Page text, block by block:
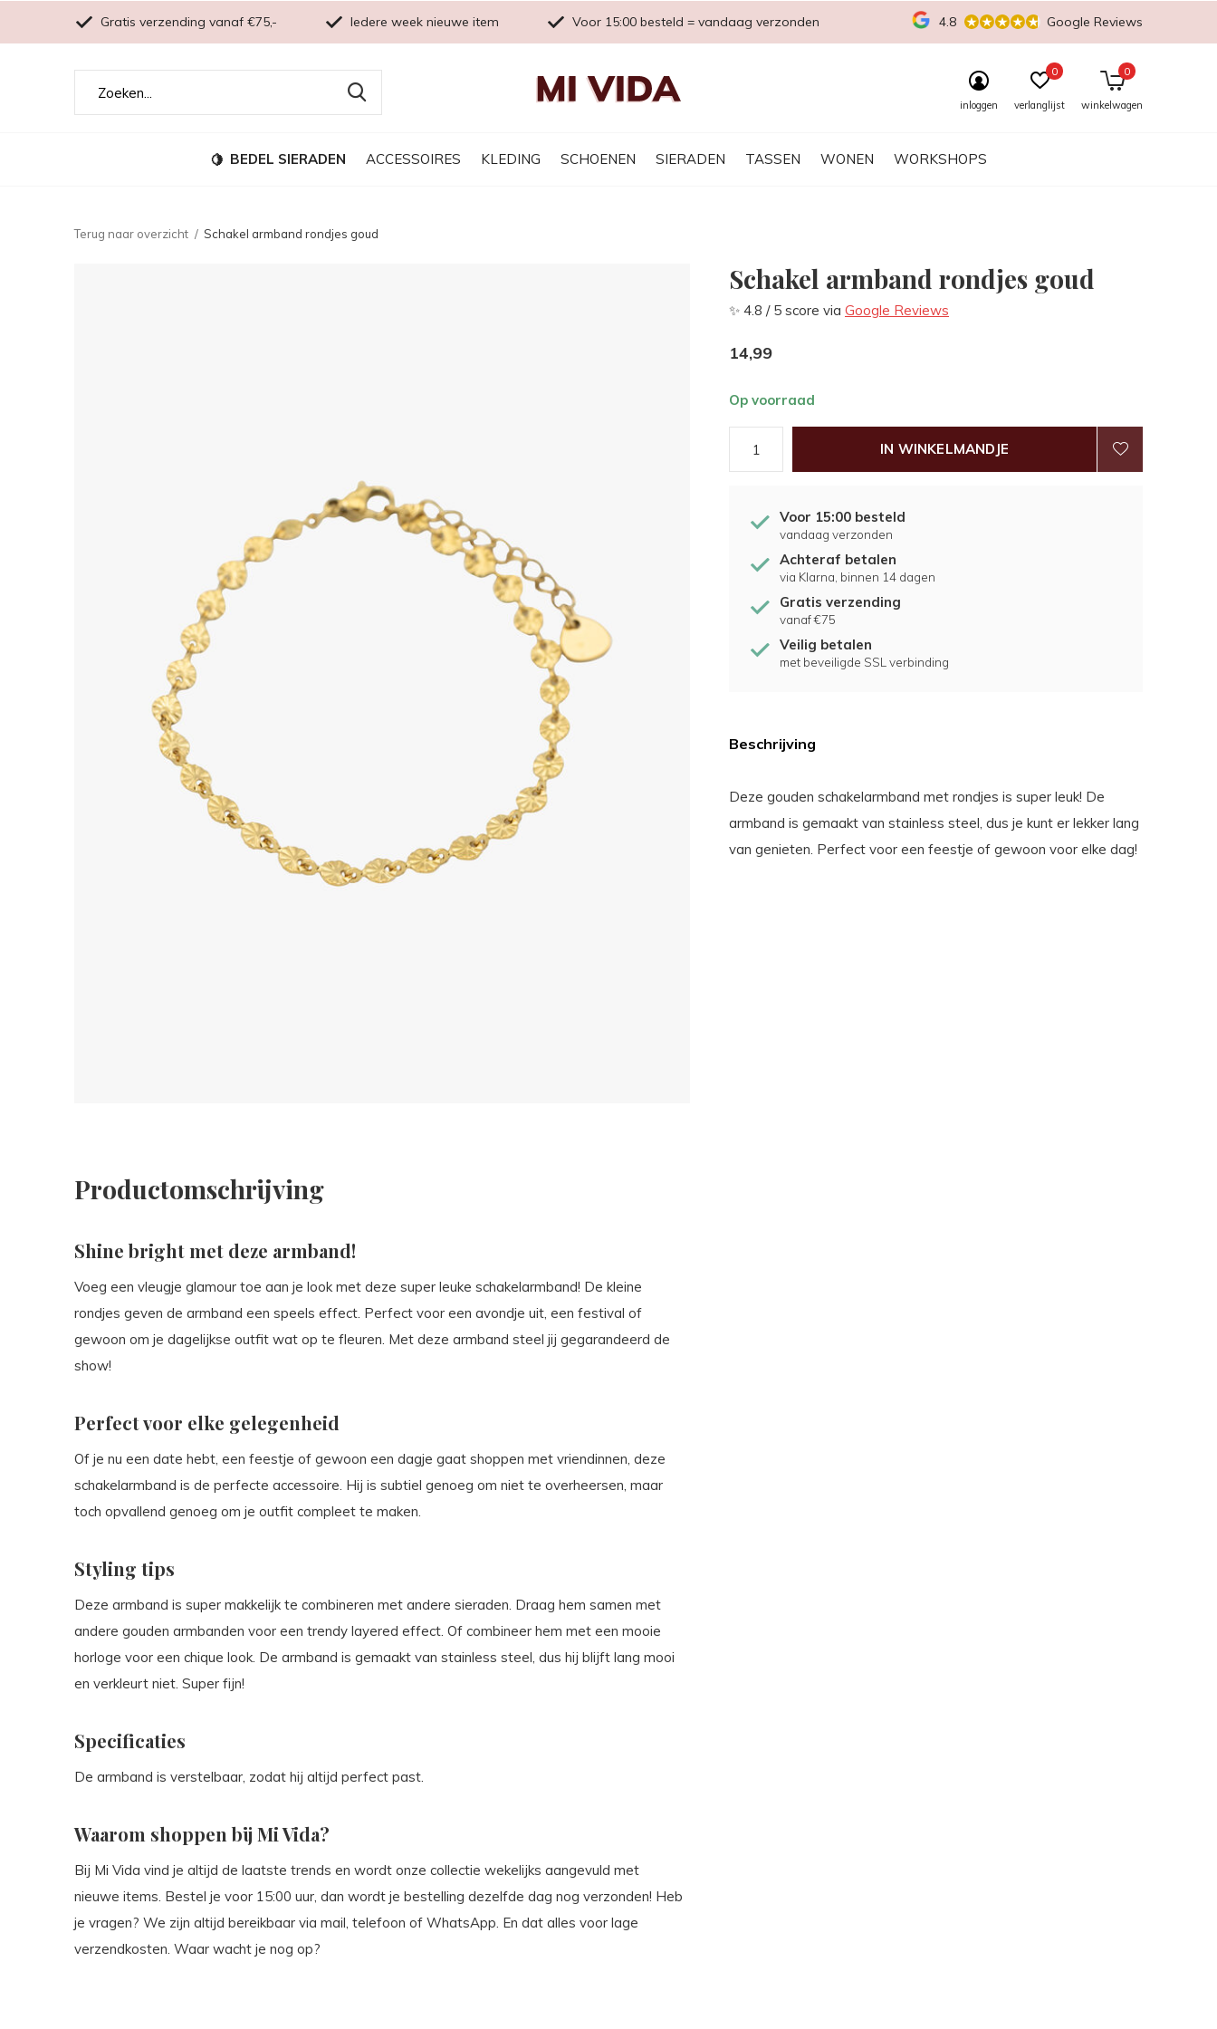
BEDEL SIERADEN ACCESSOIRES KLEDING SCHOENEN SIERADEN TASSEN WONEN WORKSHOPS
inloggen verlanglijst
0
winkelwagen
0
Gratis verzending vanaf €75,- Iedere week nieuwe item Voor 15:00 besteld = vandaag verzonden 4.8 Google Reviews
Terug naar overzicht Schakel armband rondjes goud
Schakel armband rondjes goud
✨ 4.8 / 5 score via Google Reviews
14,99
Op voorraad
IN WINKELMANDJE
Voor 15:00 besteld
vandaag verzonden
Achteraf betalen
via Klarna, binnen 14 dagen
Gratis verzending
vanaf €75
Veilig betalen
met beveiligde SSL verbinding
Beschrijving
Deze gouden schakelarmband met rondjes is super leuk! De
armband is gemaakt van stainless steel, dus je kunt er lekker lang
van genieten. Perfect voor een feestje of gewoon voor elke dag!
Productomschrijving
Shine bright met deze armband!
Voeg een vleugje glamour toe aan je look met deze super leuke schakelarmband! De kleine
rondjes geven de armband een speels effect. Perfect voor een avondje uit, een festival of
gewoon om je dagelijkse outfit wat op te fleuren. Met deze armband steel jij gegarandeerd de
show!
Perfect voor elke gelegenheid
Of je nu een date hebt, een feestje of gewoon een dagje gaat shoppen met vriendinnen, deze
schakelarmband is de perfecte accessoire. Hij is subtiel genoeg om niet te overheersen, maar
toch opvallend genoeg om je outfit compleet te maken.
Styling tips
Deze armband is super makkelijk te combineren met andere sieraden. Draag hem samen met
andere gouden armbanden voor een trendy layered effect. Of combineer hem met een mooie
horloge voor een chique look. De armband is gemaakt van stainless steel, dus hij blijft lang mooi
en verkleurt niet. Super fijn!
Specificaties
De armband is verstelbaar, zodat hij altijd perfect past.
Waarom shoppen bij Mi Vida?
Bij Mi Vida vind je altijd de laatste trends en wordt onze collectie wekelijks aangevuld met
nieuwe items. Bestel je voor 15:00 uur, dan wordt je bestelling dezelfde dag nog verzonden! Heb
je vragen? We zijn altijd bereikbaar via mail, telefoon of WhatsApp. En dat alles voor lage
verzendkosten. Waar wacht je nog op?